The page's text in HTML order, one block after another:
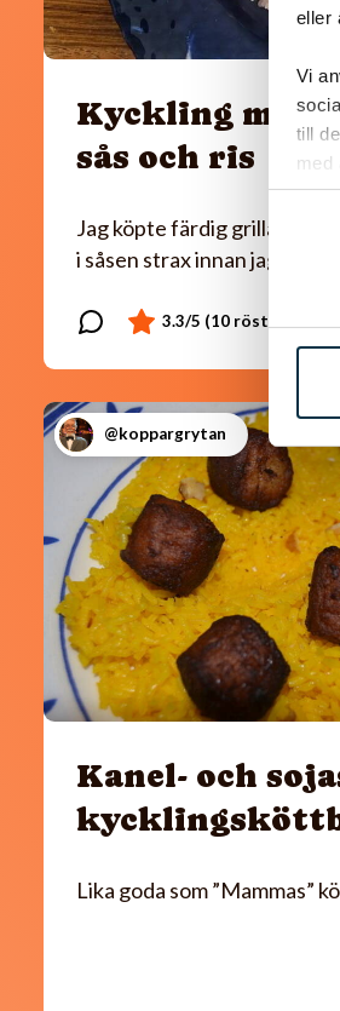
eller
Vi
till
med
Kyckling med
sås och ris
Jag köpte färdig grillad
i såsen strax innan jag
@koppargrytan
Kanel- och
Lika goda som ”Mammas”